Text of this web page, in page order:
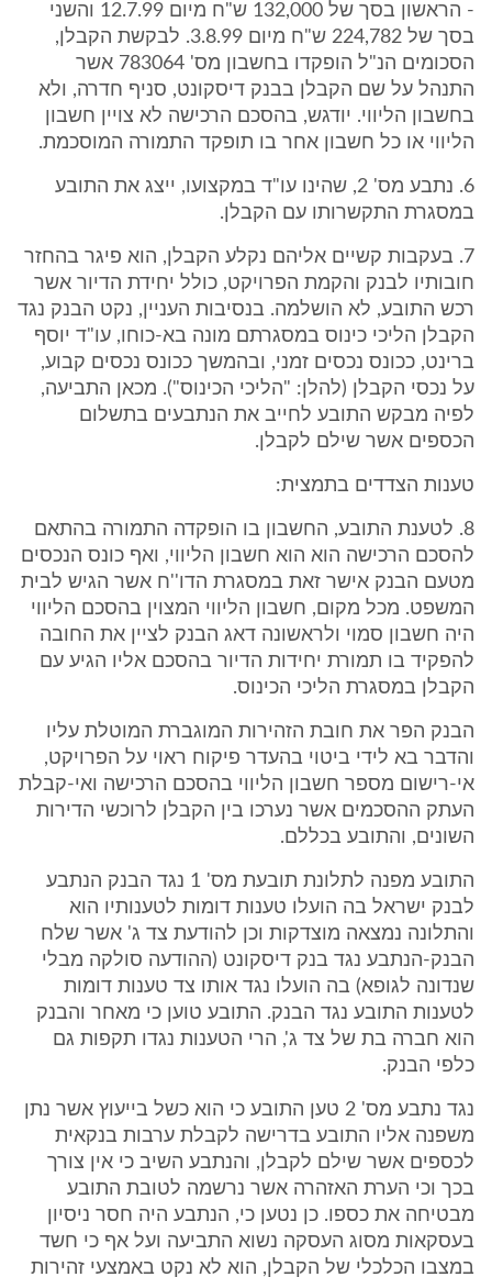
- הראשון בסך של 132,000 ש"ח מיום 12.7.99 והשני
בסך של 224,782 ש"ח מיום 3.8.99. לבקשת הקבלן,
הסכומים הנ"ל הופקדו בחשבון מס' 783064 אשר
התנהל על שם הקבלן בבנק דיסקונט, סניף חדרה, ולא
בחשבון הליווי. יודגש, בהסכם הרכישה לא צויין חשבון
הליווי או כל חשבון אחר בו תופקד התמורה המוסכמת.
6. נתבע מס' 2, שהינו עו"ד במקצועו, ייצג את התובע
במסגרת התקשרותו עם הקבלן.
7. בעקבות קשיים אליהם נקלע הקבלן, הוא פיגר בהחזר
חובותיו לבנק והקמת הפרויקט, כולל יחידת הדיור אשר
רכש התובע, לא הושלמה. בנסיבות העניין, נקט הבנק נגד
הקבלן הליכי כינוס במסגרתם מונה בא-כוחו, עו"ד יוסף
ברינט, ככונס נכסים זמני, ובהמשך ככונס נכסים קבוע,
על נכסי הקבלן (להלן: "הליכי הכינוס"). מכאן התביעה,
לפיה מבקש התובע לחייב את הנתבעים בתשלום
הכספים אשר שילם לקבלן.
טענות הצדדים בתמצית:
8. לטענת התובע, החשבון בו הופקדה התמורה בהתאם
להסכם הרכישה הוא הוא חשבון הליווי, ואף כונס הנכסים
מטעם הבנק אישר זאת במסגרת הדו''ח אשר הגיש לבית
המשפט. מכל מקום, חשבון הליווי המצוין בהסכם הליווי
היה חשבון סמוי ולראשונה דאג הבנק לציין את החובה
להפקיד בו תמורת יחידות הדיור בהסכם אליו הגיע עם
הקבלן במסגרת הליכי הכינוס.
הבנק הפר את חובת הזהירות המוגברת המוטלת עליו
והדבר בא לידי ביטוי בהעדר פיקוח ראוי על הפרויקט,
אי-רישום מספר חשבון הליווי בהסכם הרכישה ואי-קבלת
העתק ההסכמים אשר נערכו בין הקבלן לרוכשי הדירות
השונים, והתובע בכללם.
התובע מפנה לתלונת תובעת מס' 1 נגד הבנק הנתבע
לבנק ישראל בה הועלו טענות דומות לטענותיו הוא
והתלונה נמצאה מוצדקות וכן להודעת צד ג' אשר שלח
הבנק-הנתבע נגד בנק דיסקונט (ההודעה סולקה מבלי
שנדונה לגופא) בה הועלו נגד אותו צד טענות דומות
לטענות התובע נגד הבנק. התובע טוען כי מאחר והבנק
הוא חברה בת של צד ג', הרי הטענות נגדו תקפות גם
כלפי הבנק.
נגד נתבע מס' 2 טען התובע כי הוא כשל בייעוץ אשר נתן
משפנה אליו התובע בדרישה לקבלת ערבות בנקאית
לכספים אשר שילם לקבלן, והנתבע השיב כי אין צורך
בכך וכי הערת האזהרה אשר נרשמה לטובת התובע
מבטיחה את כספו. כן נטען כי, הנתבע היה חסר ניסיון
בעסקאות מסוג העסקה נשוא התביעה ועל אף כי חשד
במצבו הכלכלי של הקבלן, הוא לא נקט באמצעי זהירות